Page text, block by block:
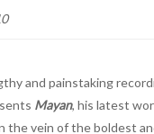
and painstaking
Mayan, his latest
the vein of the boldest